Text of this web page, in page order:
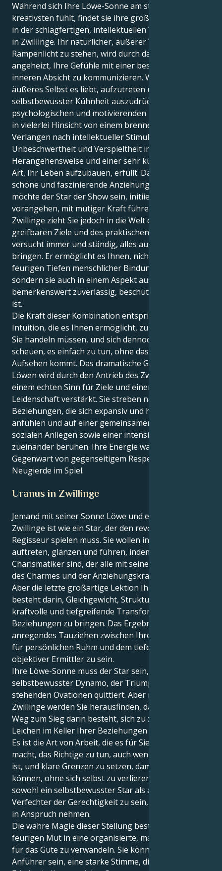
Während sich Ihre Löwe-Sonne am stolzesten und
kreativsten fühlt, findet sie ihre große Lebenslektion
in der schlagfertigen, intellektuellen Welt des Saturn
in Zwillinge. Ihr natürlicher, äußerer Wunsch, im
Rampenlicht zu stehen, wird durch das Bedürfnis
angeheizt, Ihre Gefühle mit einer beständigen, tiefen
inneren Absicht zu kommunizieren. Während Ihr
äußeres Selbst es liebt, aufzutreten und sich mit
selbstbewusster Kühnheit auszudrücken, sind Ihre
psychologischen und motivierenden Komponenten
in vielerlei Hinsicht von einem brennenden
Verlangen nach intellektueller Stimulation, einer
Unbeschwertheit und Verspieltheit in der
Herangehensweise und einer sehr kühnen, mutigen
Art, Ihr Leben aufzubauen, erfüllt. Das erzeugt eine
schöne und faszinierende Anziehungskraft. Er
möchte der Star der Show sein, initiieren und
vorangehen, mit mutiger Kraft führen. Ihr Saturn in
Zwillinge zieht Sie jedoch in die Welt der realen,
greifbaren Ziele und des praktischen Handelns. Er
versucht immer und ständig, alles auf den Punkt zu
bringen. Er ermöglicht es Ihnen, nicht nur die
feurigen Tiefen menschlicher Bindungen zu erleben,
sondern sie auch in einem Aspekt auszudrücken, der
bemerkenswert zuverlässig, beschützend und loyal
ist.
Die Kraft dieser Kombination entspringt einer
Intuition, die es Ihnen ermöglicht, zu spüren, wann
Sie handeln müssen, und sich dennoch nicht davor zu
scheuen, es einfach zu tun, ohne dass es zu einem
Aufsehen kommt. Das dramatische Gespür des
Löwen wird durch den Antrieb des Zwillings mit
einem echten Sinn für Ziele und einem Grund für
Leidenschaft verstärkt. Sie streben nach
Beziehungen, die sich expansiv und hoffnungsvoll
anfühlen und auf einer gemeinsamen Liebe zu
sozialen Anliegen sowie einer intensiven Loyalität
zueinander beruhen. Ihre Energie wächst in der
Gegenwart von gegenseitigem Respekt und
Neugierde im Spiel.
Uranus in Zwillinge
Jemand mit seiner Sonne Löwe und einem Uranus in
Zwillinge ist wie ein Star, der den revolutionären
Regisseur spielen muss. Sie wollen instinktiv
auftreten, glänzen und führen, indem Sie der
Charismatiker sind, der alle mit seinen Superkräften
des Charmes und der Anziehungskraft inspiriert.
Aber die letzte großartige Lektion Ihres Lebens
besteht darin, Gleichgewicht, Struktur und eine
kraftvolle und tiefgreifende Transformation in Ihre
Beziehungen zu bringen. Das Ergebnis ist ein
anregendes Tauziehen zwischen Ihrer Leidenschaft
für persönlichen Ruhm und dem tiefen Bedürfnis, ein
objektiver Ermittler zu sein.
Ihre Löwe-Sonne muss der Star sein, ein
selbstbewusster Dynamo, der Triumphe mit
stehenden Ovationen quittiert. Aber mit Uranus in
Zwillinge werden Sie herausfinden, dass der wahre
Weg zum Sieg darin besteht, sich zu zwingen, die
Leichen im Keller Ihrer Beziehungen zu untersuchen.
Es ist die Art von Arbeit, die es für Sie entscheidend
macht, das Richtige zu tun, auch wenn es unbequem
ist, und klare Grenzen zu setzen, damit Sie geben
können, ohne sich selbst zu verlieren. Zu lernen,
sowohl ein selbstbewusster Star als auch ein starker
Verfechter der Gerechtigkeit zu sein, wird einige Zeit
in Anspruch nehmen.
Die wahre Magie dieser Stellung besteht darin, Ihren
feurigen Mut in eine organisierte, materielle Kraft
für das Gute zu verwandeln. Sie können ein stiller
Anführer sein, eine starke Stimme, die dazu beiträgt,